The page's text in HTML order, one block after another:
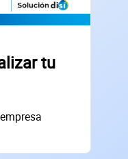
tu
en los últimos 30 días